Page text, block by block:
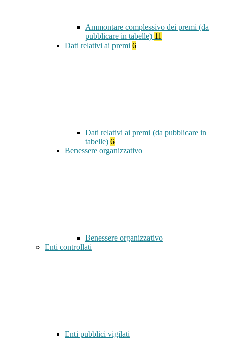
Ammontare complessivo dei premi (da
pubblicare in tabelle) 11
Dati relativi ai premi 6
Dati relativi ai premi (da pubblicare in
tabelle) 6
Benessere organizzativo
Benessere organizzativo
Enti controllati
Enti pubblici vigilati